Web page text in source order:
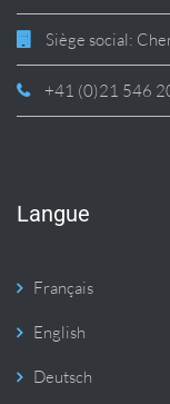
Siège social:
+41 (0)21 546
Langue
Français
English
Deutsch